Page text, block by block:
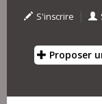
S'inscrire |
Proposer